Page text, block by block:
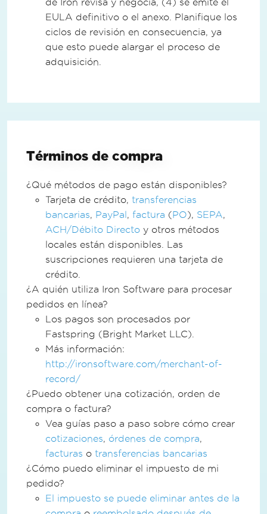
de Iron revisa y negocia, (4) se emite el
EULA definitivo o el anexo. Planifique los
ciclos de revisión en consecuencia, ya
que esto puede alargar el proceso de
adquisición.
Términos de compra
¿Qué métodos de pago están disponibles?
Tarjeta de crédito, transferencias
bancarias, PayPal, factura (PO), SEPA,
ACH/Débito Directo y otros métodos
locales están disponibles. Las
suscripciones requieren una tarjeta de
crédito.
¿A quién utiliza Iron Software para procesar
pedidos en línea?
Los pagos son procesados por
Fastspring (Bright Market LLC).
Más información:
http://ironsoftware.com/merchant-of-
record/
¿Puedo obtener una cotización, orden de
compra o factura?
Vea guías paso a paso sobre cómo crear
cotizaciones, órdenes de compra,
facturas o transferencias bancarias
¿Cómo puedo eliminar el impuesto de mi
pedido?
El impuesto se puede eliminar antes de la